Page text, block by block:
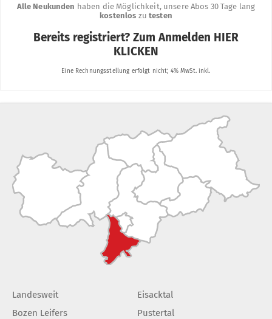
Landesweit
Bozen Leifers
Eisacktal
Pustertal